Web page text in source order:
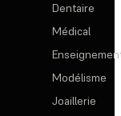
Dentaire
Médical
Modélisme
Joaillerie